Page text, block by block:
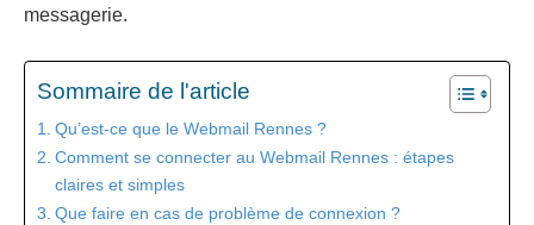
messagerie.
Sommaire de l'article
Qu’est-ce que le Webmail Rennes ?
Comment se connecter au Webmail Rennes : étapes
claires et simples
Que faire en cas de problème de connexion ?